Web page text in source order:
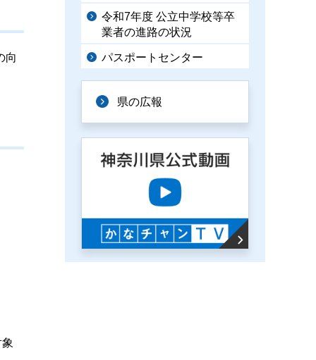
向
令和7年度 公立中学校等卒
業者の進路の状況
パスポートセンター
県の広報